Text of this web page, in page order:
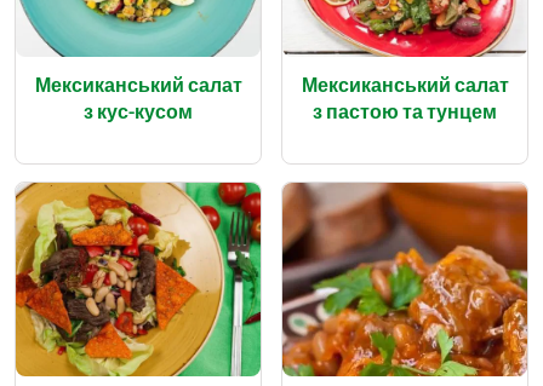
Мексиканський салат
з кус-кусом
Мексиканський салат
з пастою та тунцем